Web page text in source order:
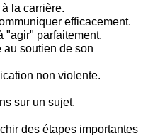
la carrière.
efficacement.
"agir" parfaitement.
au soutien de son
non violente.
sur un sujet.
des étapes importantes